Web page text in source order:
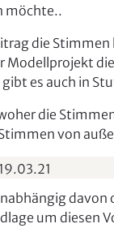
möchte..
die
es auch in
die
von
19.03.21
um diesen